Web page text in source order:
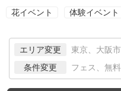
花イベント 体験イベント
エリア変更 東京、大阪市
条件変更 フェス、無